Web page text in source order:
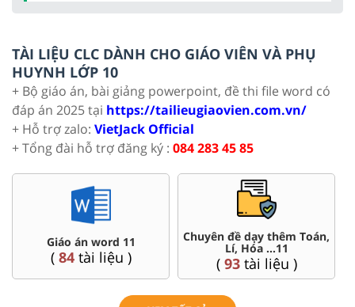
TÀI LIỆU CLC DÀNH CHO GIÁO VIÊN VÀ PHỤ
HUYNH LỚP 10
+ Bộ giáo án, bài giảng powerpoint, đề thi file word có
đáp án 2025 tại https://tailieugiaovien.com.vn/
+ Hỗ trợ zalo: VietJack Official
+ Tổng đài hỗ trợ đăng ký : 084 283 45 85
Giáo án word 11
( 84tài liệu )
Chuyên đề dạy thêm Toán,
Lí, Hóa ...11
( 93tài liệu )